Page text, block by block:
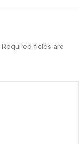
Required fields are